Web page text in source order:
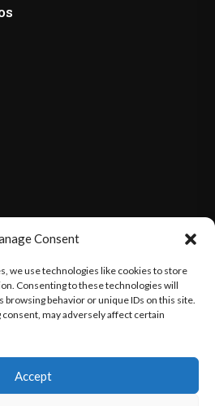
Consent
we use technologies like cookies to store
Consenting to these technologies will
browsing behavior or unique IDs on this site.
may adversely affect certain
Accept
Síguenos
Todos los derechos reservados..